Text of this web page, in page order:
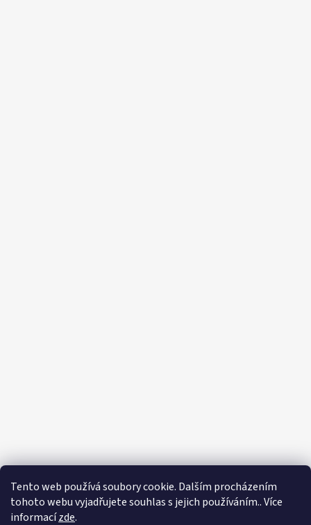
Tento web používá soubory cookie. Dalším procházením
tohoto webu vyjadřujete souhlas s jejich používáním.. Více
informacízde.